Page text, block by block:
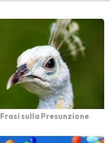
Frasi sulla Presunzione